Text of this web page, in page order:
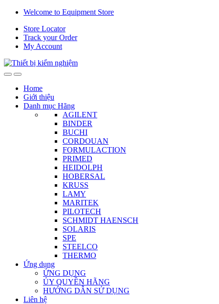
Skip
navigation
Skip
content
Welcome to Equipment Store
Store Locator
Track your Order
My Account
Home
Giới thiệu
Danh mục Hãng
AGILENT
BINDER
BUCHI
CORDOUAN
FORMULACTION
PRIMED
HEIDOLPH
HOBERSAL
KRUSS
LAMY
MARITEK
PILOTECH
SCHMIDT HAENSCH
SOLARIS
SPE
STEELCO
THERMO
Ứng dụng
ỨNG DỤNG
ỦY QUYỀN HÃNG
HƯỚNG DẪN SỬ DỤNG
Liên hệ